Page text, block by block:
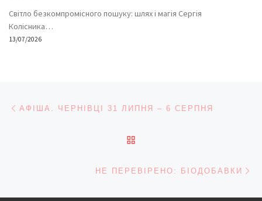
Світло безкомпромісного пошуку: шлях і магія Сергія
Колісника…
13/07/2026
Навігація записів
АФІША. ЧЕРНІВЦІ 31 ЛИПНЯ – 6 СЕРПНЯ
НЕ ПЕРЕВІРЕНО: БІОДОБАВКИ